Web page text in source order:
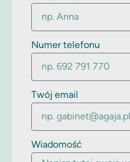
Numer telefonu
Twój email
Wiadomość